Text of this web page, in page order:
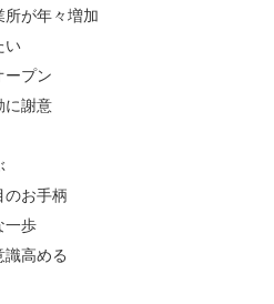
所が年々増加
い
ープン
に謝意
のお手柄
一歩
高める